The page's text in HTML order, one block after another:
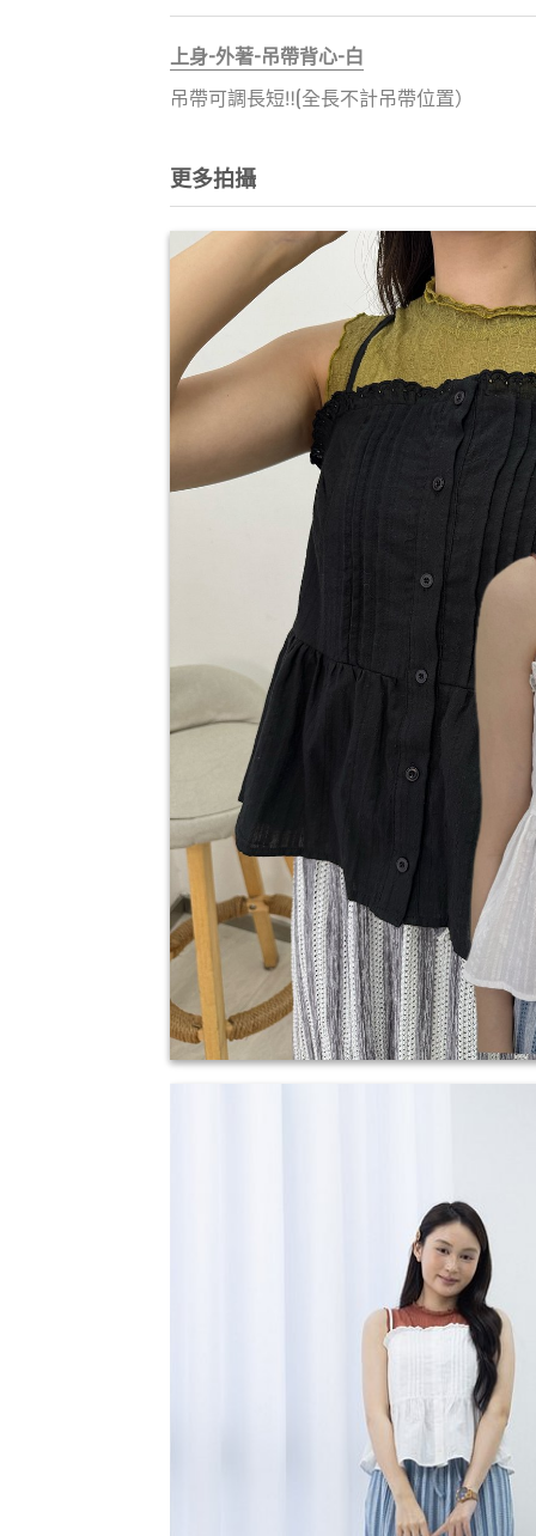
上身-外著-吊帶背心-白
吊帶可調長短‼️(全長不計吊帶位置）
更多拍攝